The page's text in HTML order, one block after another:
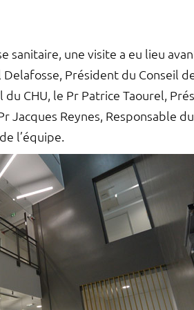
sanitaire, une visite a eu lieu
Président du Conseil
CHU, le Pr Patrice Taourel,
Jacques Reynes, Responsable
l’équipe.